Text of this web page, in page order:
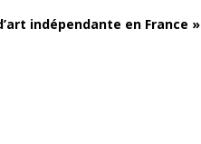
indépendante en France »